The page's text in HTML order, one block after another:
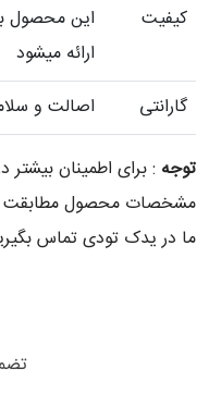
کیفیت
این محصول
ارائه میشود
گارانتی
اصالت و
توجه : برای اطمینان
مشخصات محصول مطابقت
ما در یدک تودی تماس